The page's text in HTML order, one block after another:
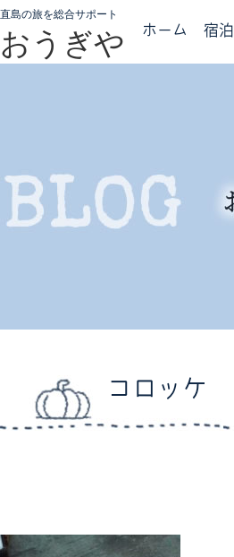
直島の旅を総合サポート
おうぎや ホーム 宿泊
コロッケ